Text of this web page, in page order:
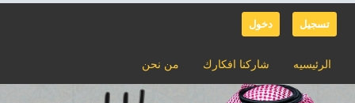
دخول تسجيل
من نحن شاركنا افكارك الرئيسيه